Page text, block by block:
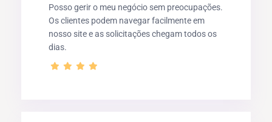
Posso gerir o meu negócio sem preocupações.
Os clientes podem navegar facilmente em
nosso site e as solicitações chegam todos os
dias.